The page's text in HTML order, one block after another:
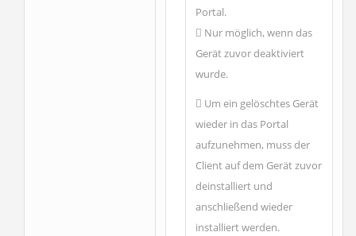
Portal.
Nur möglich, wenn das
Gerät zuvor deaktiviert
wurde.
Um ein gelöschtes Gerät
wieder in das Portal
aufzunehmen, muss der
Client auf dem Gerät zuvor
deinstalliert und
anschließend wieder
installiert werden.